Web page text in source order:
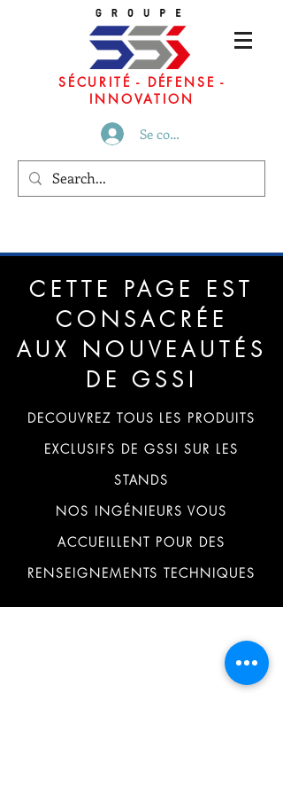
SÉCURITÉ - DÉFENSE -
INNOVATION
Se connecter
CETTE PAGE EST
CONSACRÉE
AUX NOUVEAUTÉS
DE GSSI
DECOUVREZ TOUS LES PRODUITS
EXCLUSIFS DE GSSI SUR LES
STANDS
NOS INGÉNIEURS VOUS
ACCUEILLENT POUR DES
RENSEIGNEMENTS TECHNIQUES